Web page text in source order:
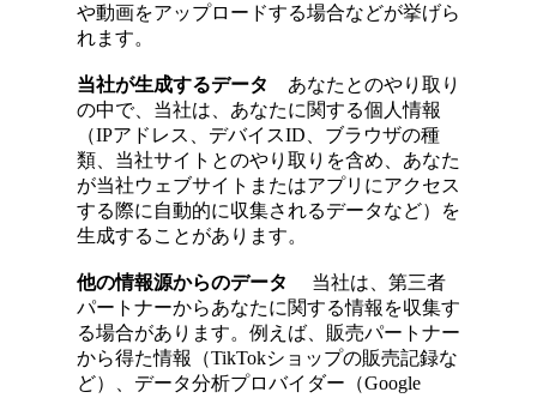
や動画をアップロードする場合などが挙げら
れます。
当社が生成するデータ
あなたとのやり取り
の中で、当社は、あなたに関する個人情報
（IPアドレス、デバイスID、ブラウザの種
類、当社サイトとのやり取りを含め、あなた
が当社ウェブサイトまたはアプリにアクセス
する際に自動的に収集されるデータなど）を
生成することがあります。
他の情報源からのデータ
当社は、第三者
パートナーからあなたに関する情報を収集す
る場合があります。例えば、販売パートナー
から得た情報（TikTokショップの販売記録な
ど）、データ分析プロバイダー（Google